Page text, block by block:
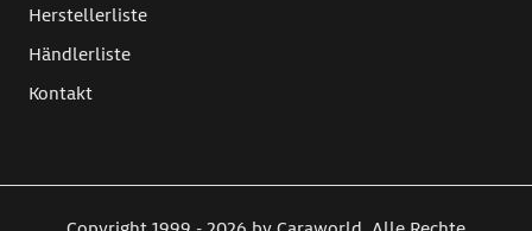
Herstellerliste
Händlerliste
Kontakt